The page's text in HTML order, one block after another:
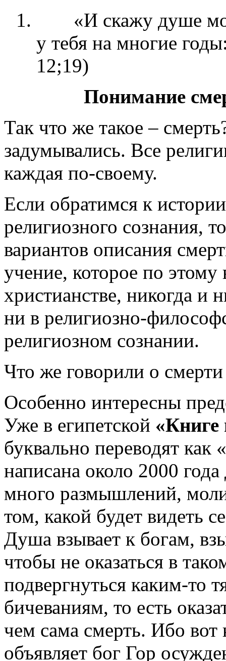
1.
«И скажу душе
у тебя на многие
12;19)
Понимание
Так что же такое –
задумывались. Все
каждая по-своему.
Если обратимся к
религиозного сознания,
вариантов описания
учение, которое по этому
христианстве, никогда и
ни в религиозно-
религиозном сознании.
Что же говорили о
Особенно интересны
Уже в египетской
буквально переводят как
написана около 2000
много размышлений,
том, какой будет видеть
Душа взывает к богам,
чтобы не оказаться в
подвергнуться каким-то
бичеваниям, то есть
чем сама смерть. Ибо
объявляет бог Гор